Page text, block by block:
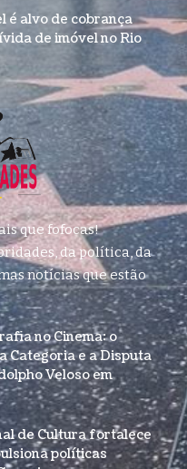
é alvo de cobrança
de imóvel no Rio
que fofocas!
da política, da
notícias que estão
no Cinema: o
Categoria e a Disputa
Veloso em
de Cultura fortalece
políticas